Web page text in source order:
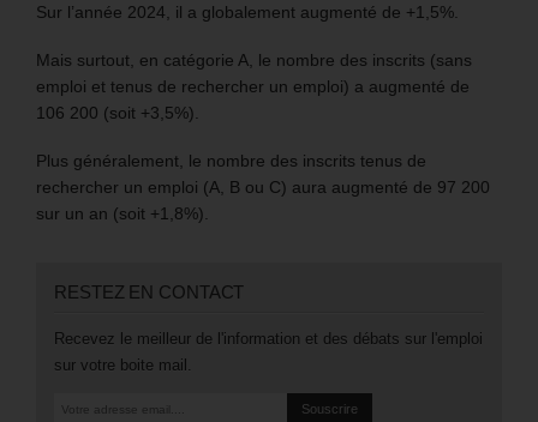
Sur l’année 2024, il a globalement augmenté de +1,5%.
Mais surtout, en catégorie A, le nombre des inscrits (sans
emploi et tenus de rechercher un emploi) a augmenté de
106 200 (soit +3,5%).
Plus généralement, le nombre des inscrits tenus de
rechercher un emploi (A, B ou C) aura augmenté de 97 200
sur un an (soit +1,8%).
RESTEZ EN CONTACT
Recevez le meilleur de l'information et des débats sur l'emploi
sur votre boite mail.